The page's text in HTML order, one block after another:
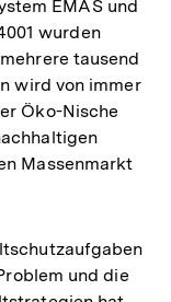
EMAS und
wurden
tausend
wird von immer
Öko-Nische
Massenmarkt
und die